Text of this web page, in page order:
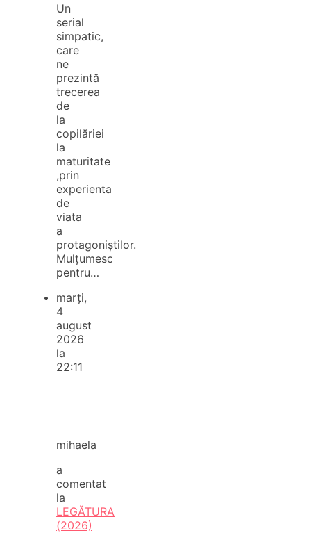
Un
serial
simpatic,
care
ne
prezintă
trecerea
de
la
copilăriei
la
maturitate
,prin
experienta
de
viata
a
protagoniștilor.
Mulțumesc
pentru…
marți,
4
august
2026
la
22:11
mihaela
a
comentat
la
LEGĂTURA
(2026)